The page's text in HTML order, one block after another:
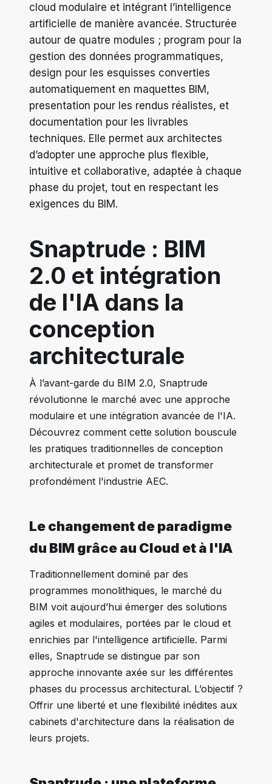
cloud modulaire et intégrant l’intelligence
artificielle de manière avancée. Structurée
autour de quatre modules ; program pour la
gestion des données programmatiques,
design pour les esquisses converties
automatiquement en maquettes BIM,
presentation pour les rendus réalistes, et
documentation pour les livrables
techniques. Elle permet aux architectes
d’adopter une approche plus flexible,
intuitive et collaborative, adaptée à chaque
phase du projet, tout en respectant les
exigences du BIM.
Snaptrude : BIM
2.0 et intégration
de l'IA dans la
conception
architecturale
À l’avant-garde du BIM 2.0, Snaptrude
révolutionne le marché avec une approche
modulaire et une intégration avancée de l'IA.
Découvrez comment cette solution bouscule
les pratiques traditionnelles de conception
architecturale et promet de transformer
profondément l'industrie AEC.
Le changement de paradigme
du BIM grâce au Cloud et à l'IA
Traditionnellement dominé par des
programmes monolithiques, le marché du
BIM voit aujourd’hui émerger des solutions
agiles et modulaires, portées par le cloud et
enrichies par l'intelligence artificielle. Parmi
elles, Snaptrude se distingue par son
approche innovante axée sur les différentes
phases du processus architectural. L’objectif ?
Offrir une liberté et une flexibilité inédites aux
cabinets d'architecture dans la réalisation de
leurs projets.